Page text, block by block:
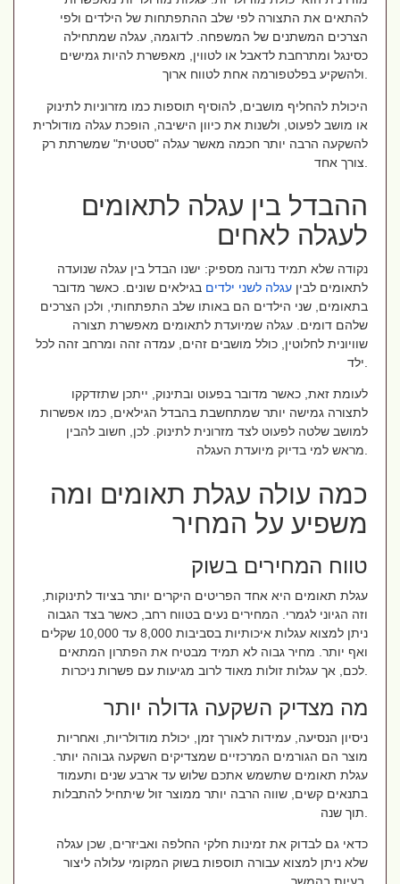
להתאים את התצורה לפי שלב ההתפתחות של הילדים ולפי
הצרכים המשתנים של המשפחה. לדוגמה, עגלה שמתחילה
כסינגל ומתרחבת לדאבל או לטווין, מאפשרת להיות גמישים
היכולת להחליף מושבים, להוסיף תוספות כמו מזרוניות לתינוק
או מושב לפעוט, ולשנות את כיוון הישיבה, הופכת עגלה מודולרית
להשקעה הרבה יותר חכמה מאשר עגלה "סטטית" שמשרתת רק
ההבדל בין עגלה לתאומים
לעגלה לאחים
נקודה שלא תמיד נדונה מספיק: ישנו הבדל בין עגלה שנועדה
לתאומים לביןעגלה לשני ילדיםבגילאים שונים. כאשר מדובר
בתאומים, שני הילדים הם באותו שלב התפתחותי, ולכן הצרכים
שלהם דומים. עגלה שמיועדת לתאומים מאפשרת תצורה
שוויונית לחלוטין, כולל מושבים זהים, עמדה זהה ומרחב זהה לכל
לעומת זאת, כאשר מדובר בפעוט ובתינוק, ייתכן שתזדקקו
לתצורה גמישה יותר שמתחשבת בהבדל הגילאים, כמו אפשרות
למושב שלטה לפעוט לצד מזרונית לתינוק. לכן, חשוב להבין
כמה עולה עגלת תאומים ומה
משפיע על המחיר
טווח המחירים בשוק
עגלת תאומים היא אחד הפריטים היקרים יותר בציוד לתינוקות,
וזה הגיוני לגמרי. המחירים נעים בטווח רחב, כאשר בצד הגבוה
ניתן למצוא עגלות איכותיות בסביבות 8,000 עד 10,000 שקלים
ואף יותר. מחיר גבוה לא תמיד מבטיח את הפתרון המתאים
מה מצדיק השקעה גדולה יותר
ניסיון הנסיעה, עמידות לאורך זמן, יכולת מודולריות, ואחריות
מוצר הם הגורמים המרכזיים שמצדיקים השקעה גבוהה יותר.
עגלת תאומים שתשמש אתכם שלוש עד ארבע שנים ותעמוד
בתנאים קשים, שווה הרבה יותר ממוצר זול שיתחיל להתבלות
כדאי גם לבדוק את זמינות חלקי החלפה ואביזרים, שכן עגלה
שלא ניתן למצוא עבורה תוספות בשוק המקומי עלולה ליצור